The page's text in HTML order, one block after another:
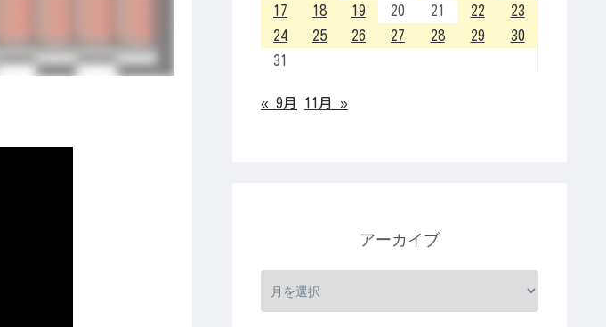
17
18 19 20 21 22
23
24
25 26 27 28 29
30
31
« 9月 11月 »
アーカイブ